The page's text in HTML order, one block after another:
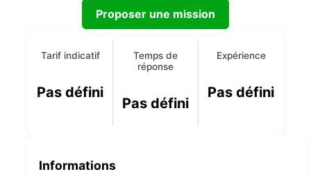
Proposer une mission
Tarif indicatif
Pas défini
Temps de
réponse
Pas défini
Expérience
Pas défini
Informations